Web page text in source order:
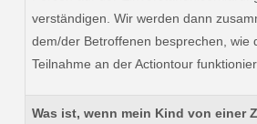
verständigen. Wir werden dann
dem/der Betroffenen besprechen, wie
Teilnahme an der Actiontour
Was ist, wenn mein Kind von einer